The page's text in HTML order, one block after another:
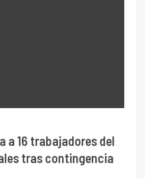
a 16 trabajadores del
tras contingencia